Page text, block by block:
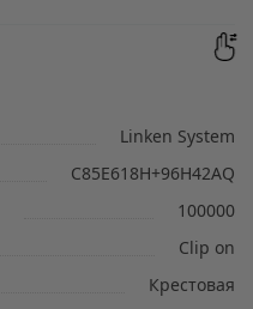
Linken System
C85E618H+96H42AQ
100000
Clip on
Крестовая